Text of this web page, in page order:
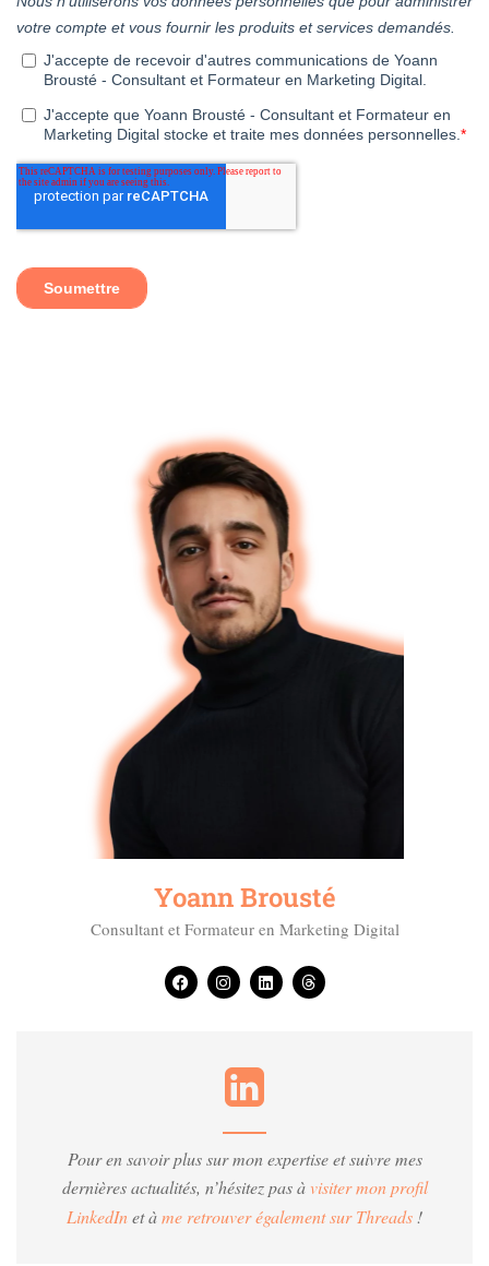
Yoann Brousté
Consultant et Formateur en Marketing Digital
Pour en savoir plus sur mon expertise et suivre mes
dernières actualités, n’hésitez pas à visiter mon profil
LinkedInet àme retrouver également sur Threads !